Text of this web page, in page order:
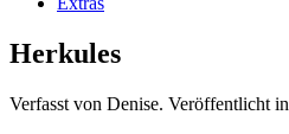
Herkules
Verfasst von Denise. Veröffentlicht in